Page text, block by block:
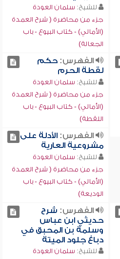
للشيخ: سلمان العودة
جزء من محاضرة ( شرح العمدة
(الأمالي) - كتاب البيوع - باب
الجعالة)
الفهرس:حكم
لقطة الحرم
للشيخ: سلمان العودة
جزء من محاضرة ( شرح العمدة
(الأمالي) - كتاب البيوع - باب
اللقطة)
الفهرس:الأدلة على
مشروعية العارية
للشيخ: سلمان العودة
جزء من محاضرة ( شرح العمدة
(الأمالي) - كتاب البيوع - باب
الوديعة)
الفهرس: شرح
حديثي ابن عباس
وسلمة بن المحبق في
دباغ جلود الميتة
للشيخ: سلمان العودة